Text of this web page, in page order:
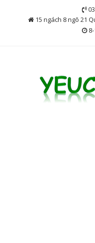
15 ngách 8 ngõ 21